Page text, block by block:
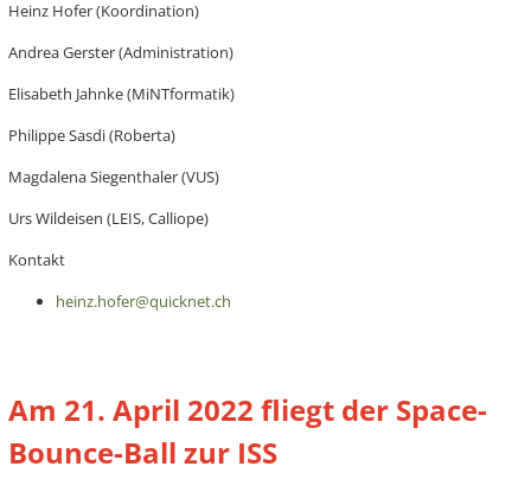
Heinz Hofer (Koordination)
Andrea Gerster (Administration)
Elisabeth Jahnke (MiNTformatik)
Philippe Sasdi (Roberta)
Magdalena Siegenthaler (VUS)
Urs Wildeisen (LEIS, Calliope)
Kontakt
heinz.hofer@quicknet.ch
Am 21. April 2022 fliegt der Space-
Bounce-Ball zur ISS